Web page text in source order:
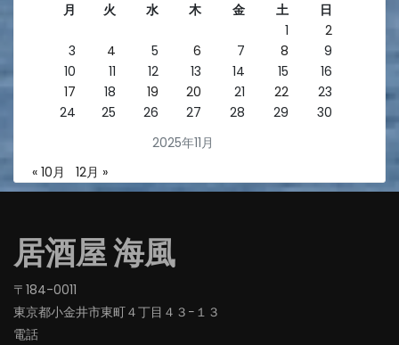
2025年11月
月 火 水 木 金 土
日
1
2
3
4 5 6 7 8
9
10
11 12 13 14 15
16
17
18 19 20 21 22
23
24
25 26 27 28 29 30
« 10月 12月 »
居酒屋 海風
〒184-0011
東京都小金井市東町４丁目４３−１３
電話